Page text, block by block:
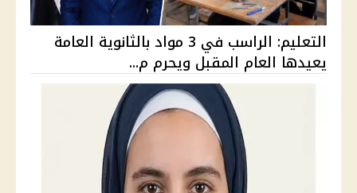
التعليم: الراسب في 3 مواد بالثانوية العامة
يعيدها العام المقبل ويحرم م...